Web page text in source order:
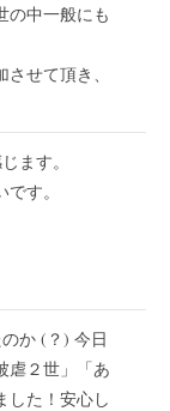
の中一般にも
せて頂き、
ます。
す。
か (？) 今日
虐２世」「あ
した！安心し